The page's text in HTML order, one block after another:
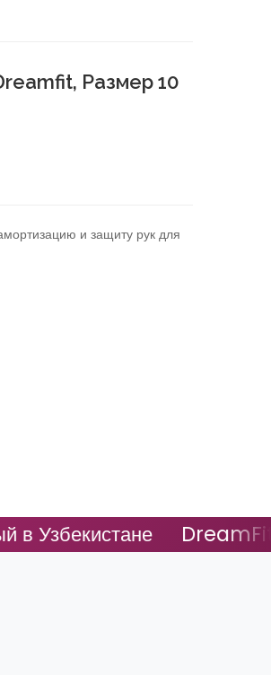
Размер 10
и защиту рук для
DreamFit -